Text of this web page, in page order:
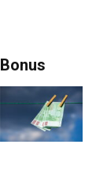
Bonus